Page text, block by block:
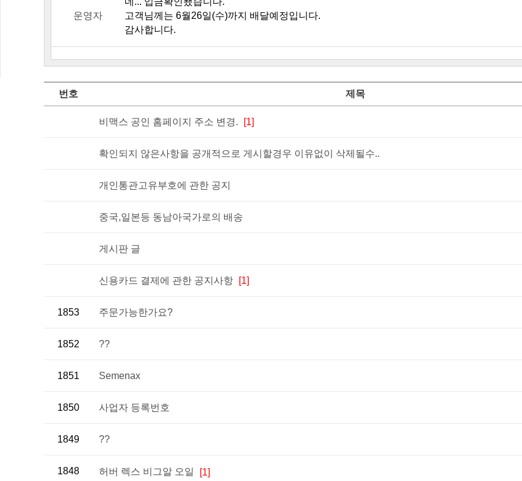
운영자
고객님께는 6월26일(수)까지 배달예정입니다.
감사합니다.
번호 제목
비맥스 공인 홈페이지 주소 변경. [1]
확인되지 않은사항을 공개적으로 게시할경우 이유없이 삭제될수..
개인통관고유부호에 관한 공지
중국,일본등 동남아국가로의 배송
게시판 글
신용카드 결제에 관한 공지사항 [1]
1853 주문가능한가요?
1852 ??
1851 Semenax
1850 사업자 등록번호
1849 ??
1848 허버 렉스 비그알 오일 [1]